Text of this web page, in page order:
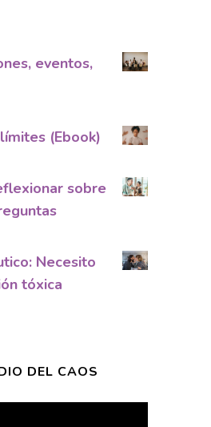
eventos,
(Ebook)
sobre
Necesito
tóxica
DEL CAOS